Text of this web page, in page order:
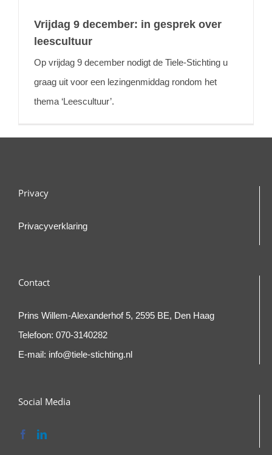
Vrijdag 9 december: in gesprek over
leescultuur
Op vrijdag 9 december nodigt de Tiele-Stichting u
graag uit voor een lezingenmiddag rondom het
thema ‘Leescultuur’.
Privacy
Privacyverklaring
Contact
Prins Willem-Alexanderhof 5, 2595 BE, Den Haag
Telefoon: 070-3140282
E-mail: info@tiele-stichting.nl
Social Media